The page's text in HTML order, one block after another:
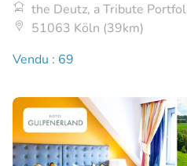
the Deutz, a Tribute
51063 Köln (39km)
Vendu : 69